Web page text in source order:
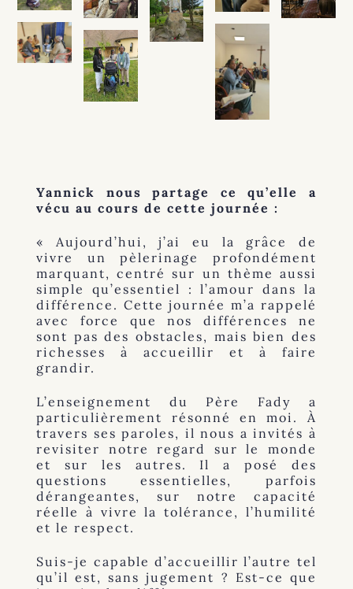
Yannick nous partage ce qu’elle a
vécu au cours de cette journée :
« Aujourd’hui, j’ai eu la grâce de
vivre un pèlerinage profondément
marquant, centré sur un thème aussi
simple qu’essentiel : l’amour dans la
différence. Cette journée m’a rappelé
avec force que nos différences ne
sont pas des obstacles, mais bien des
richesses à accueillir et à faire
grandir.
L’enseignement du Père Fady a
particulièrement résonné en moi. À
travers ses paroles, il nous a invités à
revisiter notre regard sur le monde
et sur les autres. Il a posé des
questions essentielles, parfois
dérangeantes, sur notre capacité
réelle à vivre la tolérance, l’humilité
et le respect.
Suis-je capable d’accueillir l’autre tel
qu’il est, sans jugement ? Est-ce que